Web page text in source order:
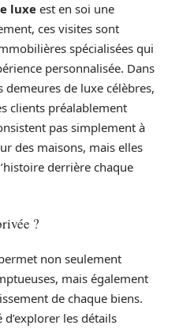
luxe est en soi une
ces visites sont
spécialisées qui
personnalisée. Dans
de luxe célèbres,
clients préalablement
pas simplement à
des maisons, mais elles
derrière chaque
?
non seulement
mais également
de chaque biens.
les détails